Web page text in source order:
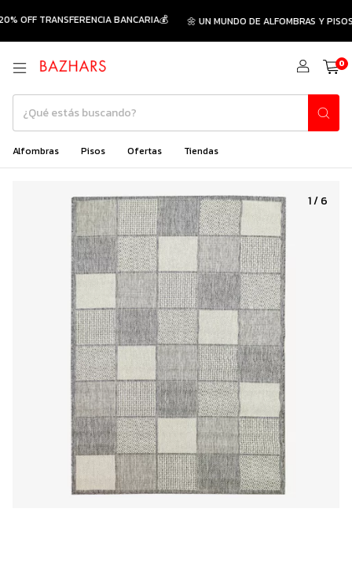
TRANSFERENCIA BANCARIA💰 🌼 UN MUNDO DE ALFOMBRAS Y PISOS
0
Alfombras Pisos Ofertas Tiendas
1/6